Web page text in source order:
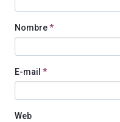
Nombre*
E-mail *
Web